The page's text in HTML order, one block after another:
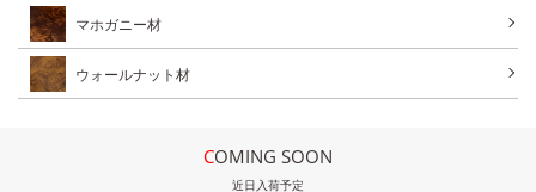
マホガニー材
ウォールナット材
COMING SOON
近日入荷予定